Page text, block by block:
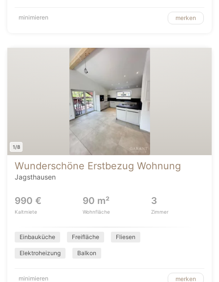
minimieren merken
1/8
Wunderschöne Erstbezug Wohnung
Jagsthausen
990 €
Kaltmiete
90 m²
Wohnfläche
3
Zimmer
Einbauküche Freifläche Fliesen
Elektroheizung Balkon
minimieren merken